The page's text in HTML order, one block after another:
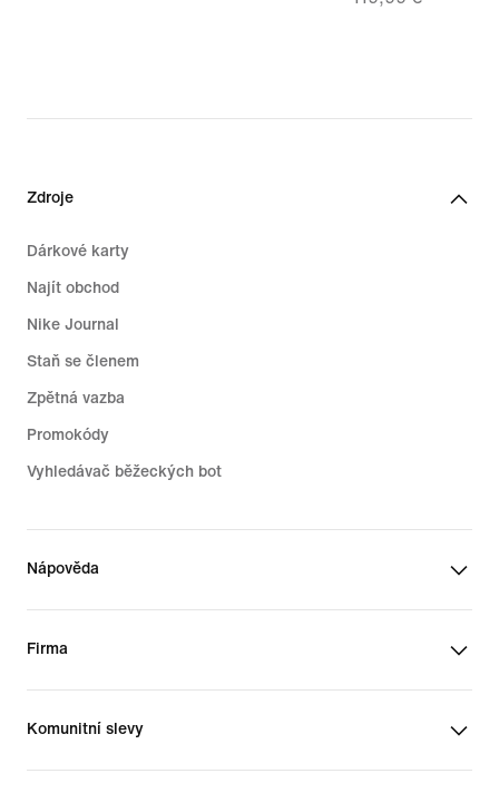
119,99 €
Zdroje
Dárkové karty
Najít obchod
Nike Journal
Staň se členem
Zpětná vazba
Promokódy
Vyhledávač běžeckých bot
Nápověda
Firma
Komunitní slevy